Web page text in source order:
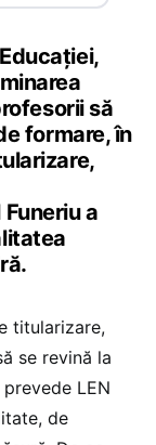
să
formare, în
Funeriu a
titularizare,
se revină la
LEN
de